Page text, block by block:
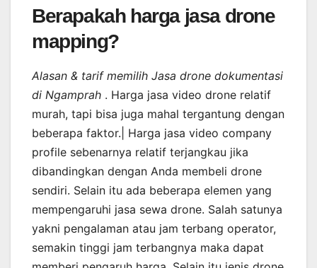
Berapakah harga jasa drone
mapping?
Alasan & tarif memilih Jasa drone dokumentasi
di Ngamprah . Harga jasa video drone relatif
murah, tapi bisa juga mahal tergantung dengan
beberapa faktor.| Harga jasa video company
profile sebenarnya relatif terjangkau jika
dibandingkan dengan Anda membeli drone
sendiri. Selain itu ada beberapa elemen yang
mempengaruhi jasa sewa drone. Salah satunya
yakni pengalaman atau jam terbang operator,
semakin tinggi jam terbangnya maka dapat